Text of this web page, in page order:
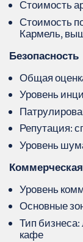
Стоимость
Стоимость
Кармель,
Безопасность
Общая
Уровень
Репутация:
Уровень
Уровень
Основные
Тип
кафе